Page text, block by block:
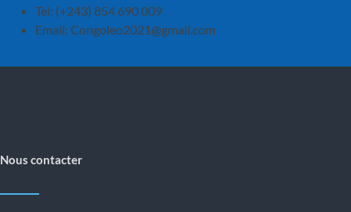
Tel: (+243) 854 690 009
Email: Congoleo2021@gmail.com
Nous contacter